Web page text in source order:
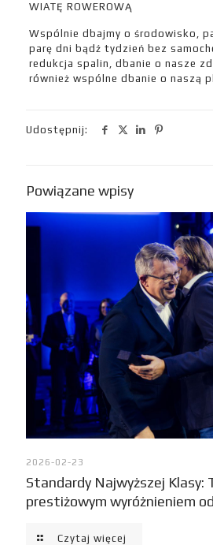
WIATĘ ROWEROWĄ
Wspólnie dbajmy o środowisko,
parę dni bądź tydzień bez
redukcja spalin, dbanie o nasze
również wspólne dbanie o naszą
Udostępnij:
Powiązane wpisy
2026-02-23
Standardy Najwyższej Klasy:
prestiżowym wyróżnieniem
Czytaj więcej